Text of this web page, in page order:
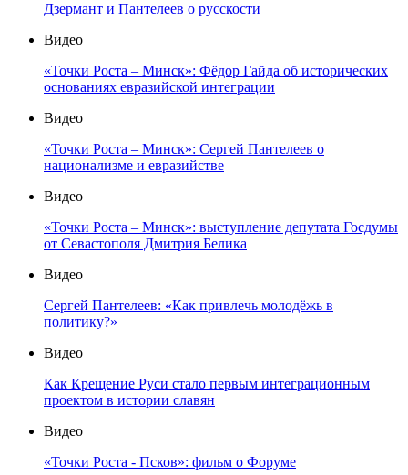
Дзермант и Пантелеев о русскости
Видео
«Точки Роста – Минск»: Фёдор Гайда об исторических
основаниях евразийской интеграции
Видео
«Точки Роста – Минск»: Сергей Пантелеев о
национализме и евразийстве
Видео
«Точки Роста – Минск»: выступление депутата Госдумы
от Севастополя Дмитрия Белика
Видео
Сергей Пантелеев: «Как привлечь молодёжь в
политику?»
Видео
Как Крещение Руси стало первым интеграционным
проектом в истории славян
Видео
«Точки Роста - Псков»: фильм о Форуме